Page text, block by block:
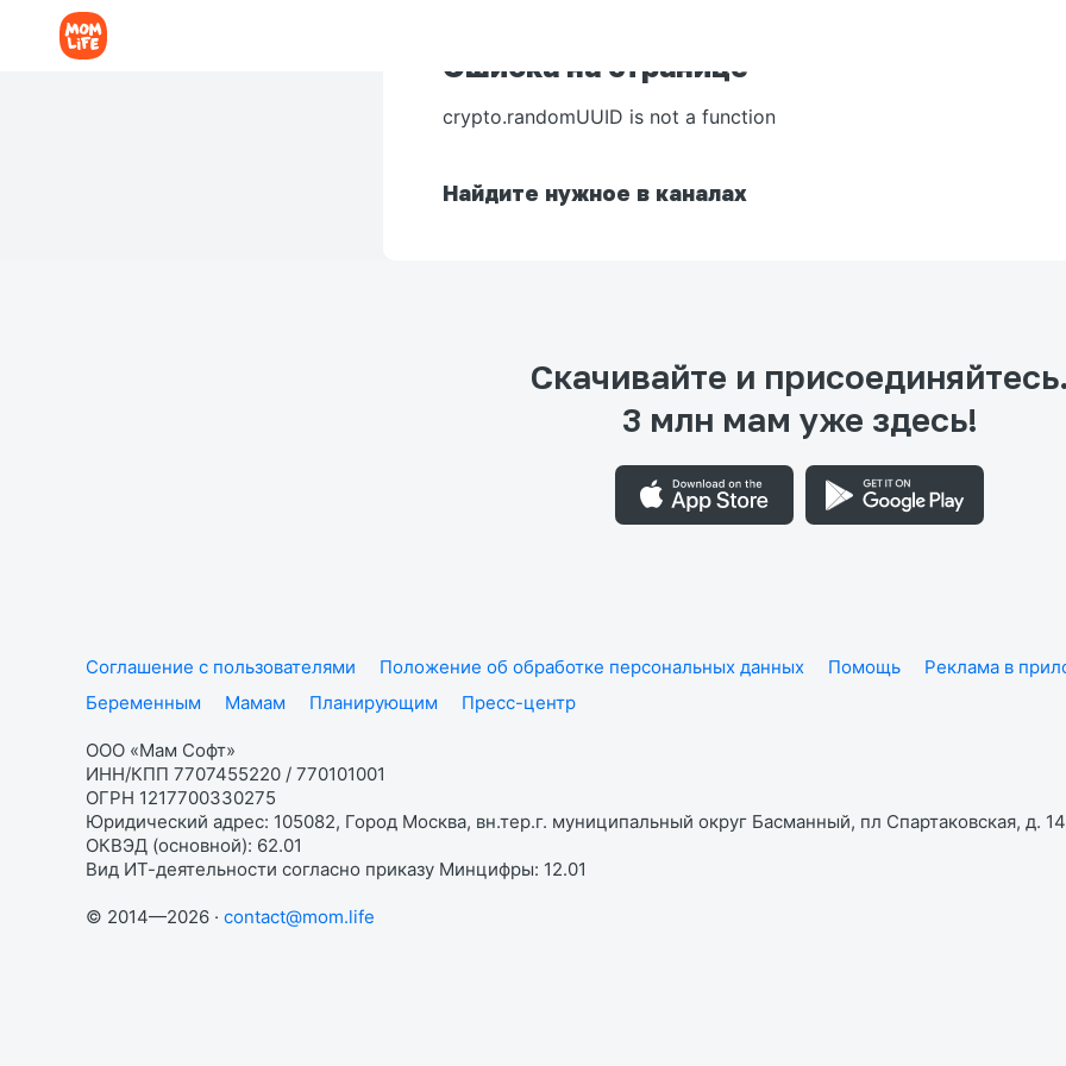
Ошибка на странице
crypto.randomUUID is not a function
Найдите нужное в каналах
Скачивайте и присоединяйтесь.
3 млн мам уже здесь!
Соглашение с пользователями Положение об обработке персональных данных Помощь Реклама в
Беременным
Мамам Планирующим Пресс-центр
ООО «Мам Софт»
ИНН/КПП 7707455220 / 770101001
ОГРН 1217700330275
Юридический адрес: 105082, Город Москва, вн.тер.г. муниципальный округ Басманный, пл Спартаковская, д.
ОКВЭД (основной): 62.01
Вид ИТ-деятельности согласно приказу Минцифры: 12.01
© 2014—2026 · contact@mom.life